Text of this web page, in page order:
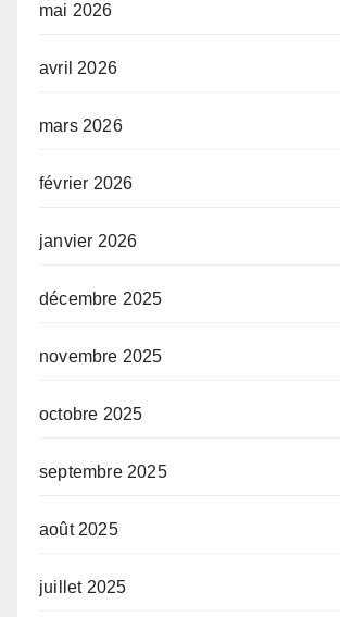
mai 2026
avril 2026
mars 2026
février 2026
janvier 2026
décembre 2025
novembre 2025
octobre 2025
septembre 2025
août 2025
juillet 2025